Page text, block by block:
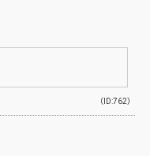
（ID:762）